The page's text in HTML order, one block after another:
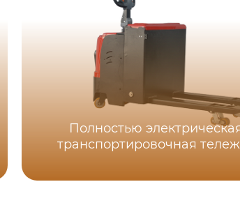
Полностью
транспортировочная